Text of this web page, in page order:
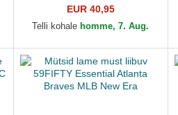
York Yankees MLB New Era
EUR 40,95
Telli kohale homme, 7. Aug.